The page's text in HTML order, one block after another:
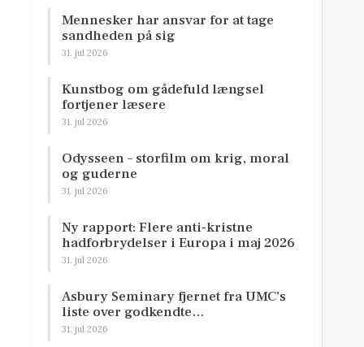
Mennesker har ansvar for at tage
sandheden på sig
31. jul 2026
Kunstbog om gådefuld længsel
fortjener læsere
31. jul 2026
Odysseen – storfilm om krig, moral
og guderne
31. jul 2026
Ny rapport: Flere anti-kristne
hadforbrydelser i Europa i maj 2026
31. jul 2026
Asbury Seminary fjernet fra UMC’s
liste over godkendte…
31. jul 2026